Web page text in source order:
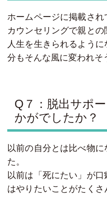
ホームページに掲載さ
カウンセリングで親と
人生を生きられるよう
分もそんな風に変われそ
Q７：脱出サポ
かがでしたか？
以前の自分とは比べ物
た。
以前は「死にたい」が
はやりたいことがたく